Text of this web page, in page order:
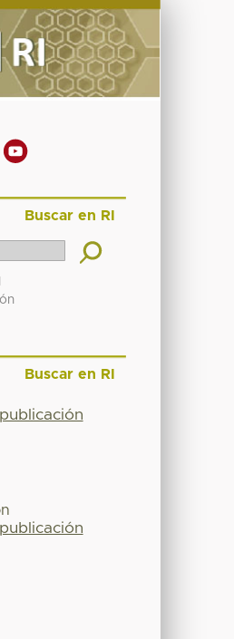
Buscar en RI
Buscar en RI